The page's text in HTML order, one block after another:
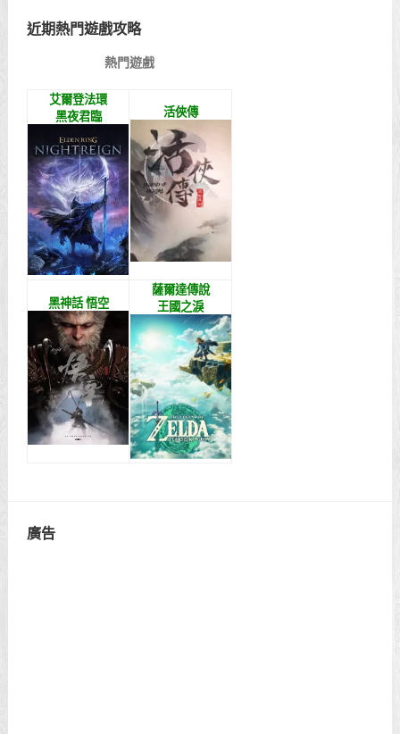
近期熱門遊戲攻略
熱門遊戲
艾爾登法環
黑夜君臨
活俠傳
黑神話 悟空
薩爾達傳說
王國之淚
廣告